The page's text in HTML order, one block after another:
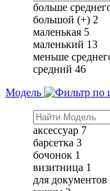
больше
большой (+) 2
маленькая 5
маленький 13
меньше
средний 46
Модель
аксессуар 7
барсетка 3
бочонок 1
визитница 1
для